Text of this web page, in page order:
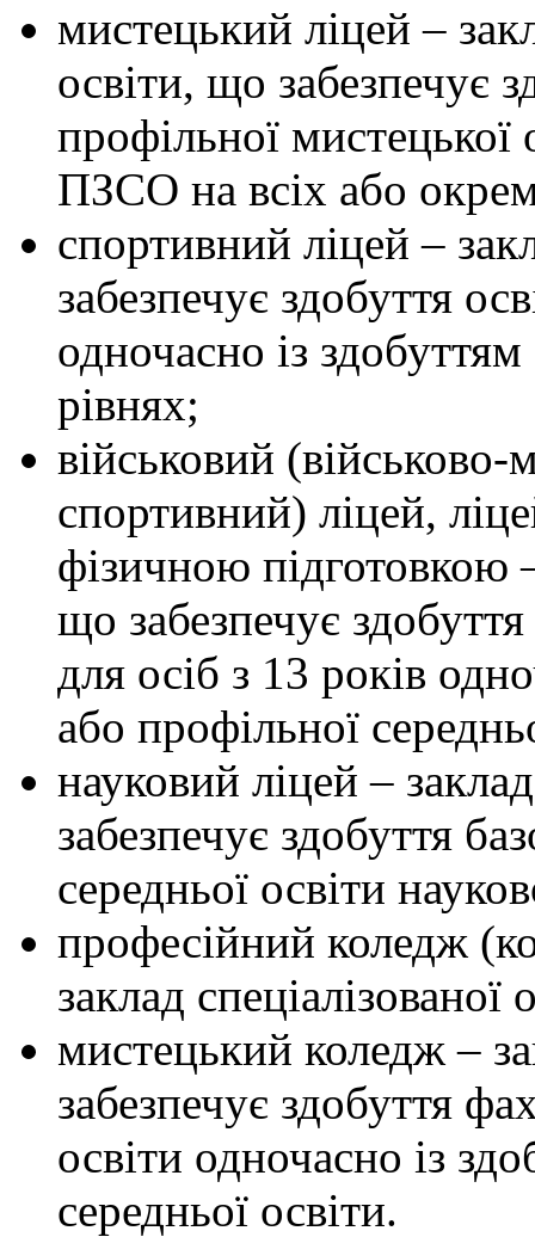
мистецький ліцей –
освіти, що забезпечує
профільної мистецької
ПЗСО на всіх або
спортивний ліцей –
забезпечує здобуття
одночасно із
рівнях;
військовий
спортивний) ліцей,
фізичною підготовкою
що забезпечує
для осіб з 13 років
або профільної
науковий ліцей –
забезпечує здобуття
середньої освіти
професійний коледж
заклад
мистецький коледж –
забезпечує здобуття
освіти одночасно із
середньої освіти.